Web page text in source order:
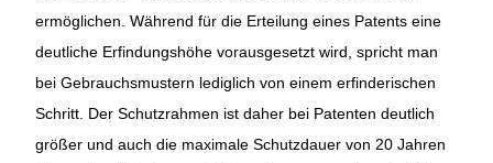
ermöglichen. Während für die Erteilung eines Patents eine
deutliche Erfindungshöhe vorausgesetzt wird, spricht man
bei Gebrauchsmustern lediglich von einem erfinderischen
Schritt. Der Schutzrahmen ist daher bei Patenten deutlich
größer und auch die maximale Schutzdauer von 20 Jahren